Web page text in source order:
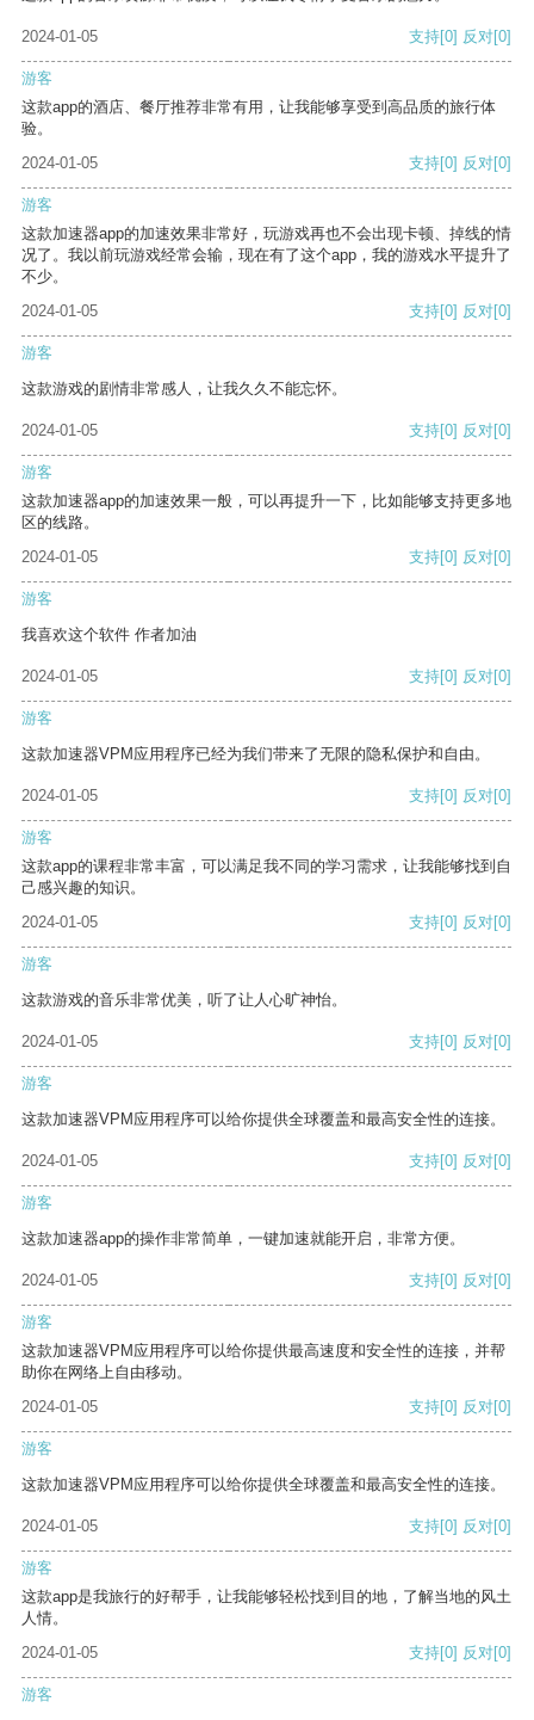
2024-01-05 支持[0] 反对[0]
游客
这款app的酒店、餐厅推荐非常有用，让我能够享受到高品质的旅行体
验。
2024-01-05
支持[0] 反对[0]
游客
这款加速器app的加速效果非常好，玩游戏再也不会出现卡顿、掉线的情
况了。我以前玩游戏经常会输，现在有了这个app，我的游戏水平提升了
不少。
2024-01-05
支持[0] 反对[0]
游客
这款游戏的剧情非常感人，让我久久不能忘怀。
2024-01-05 支持[0] 反对[0]
游客
这款加速器app的加速效果一般，可以再提升一下，比如能够支持更多地
区的线路。
2024-01-05
支持[0] 反对[0]
游客
我喜欢这个软件 作者加油
2024-01-05 支持[0] 反对[0]
游客
这款加速器VPM应用程序已经为我们带来了无限的隐私保护和自由。
2024-01-05 支持[0] 反对[0]
游客
这款app的课程非常丰富，可以满足我不同的学习需求，让我能够找到自
己感兴趣的知识。
2024-01-05
支持[0] 反对[0]
游客
这款游戏的音乐非常优美，听了让人心旷神怡。
2024-01-05 支持[0] 反对[0]
游客
这款加速器VPM应用程序可以给你提供全球覆盖和最高安全性的连接。
2024-01-05 支持[0] 反对[0]
游客
这款加速器app的操作非常简单，一键加速就能开启，非常方便。
2024-01-05 支持[0] 反对[0]
游客
这款加速器VPM应用程序可以给你提供最高速度和安全性的连接，并帮
助你在网络上自由移动。
2024-01-05
支持[0] 反对[0]
游客
这款加速器VPM应用程序可以给你提供全球覆盖和最高安全性的连接。
2024-01-05 支持[0] 反对[0]
游客
这款app是我旅行的好帮手，让我能够轻松找到目的地，了解当地的风土
人情。
2024-01-05
支持[0] 反对[0]
游客